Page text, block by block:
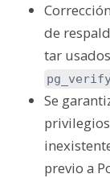
de
tar
Se
previo a